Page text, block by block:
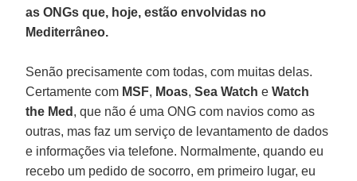
as ONGs que, hoje, estão envolvidas no
Mediterrâneo.
Senão precisamente com todas, com muitas delas.
Certamente com MSF, Moas,Sea Watch eWatch
the Med , que não é uma ONG com navios como as
outras, mas faz um serviço de levantamento de dados
e informações via telefone. Normalmente, quando eu
recebo um pedido de socorro, em primeiro lugar, eu